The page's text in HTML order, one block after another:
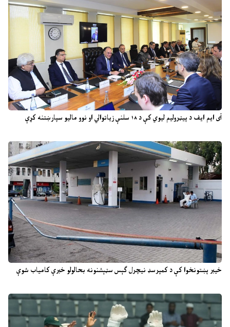
آی ایم ایف د پیټرولیم لیوي کې د ۱۸ سلنې زیاتوالي او نوو مالیو سپارښتنه کړې
خیبر پښتونخوا کې د کمپرسډ نیچرل ګېس سټېشنونه بحالولو خبرې کامیاب شوې